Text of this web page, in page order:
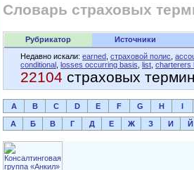
Словарь страховых
Рубрикатор
Источники
Недавно искали: earned страховой полис
conditional
losses occurring basis list charterers
22104 страховых
A B C D E F G H
А Б В Г Д Е Ж З И Й